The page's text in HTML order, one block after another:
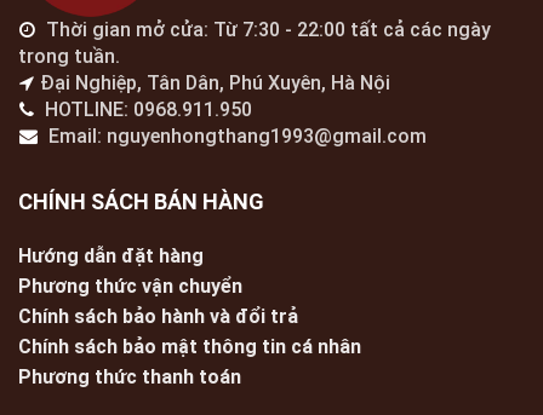
Thời gian mở cửa: Từ 7:30 - 22:00 tất cả các ngày
trong tuần.
Đại Nghiệp, Tân Dân, Phú Xuyên, Hà Nội
HOTLINE: 0968.911.950
Email: nguyenhongthang1993@gmail.com
CHÍNH SÁCH BÁN HÀNG
Hướng dẫn đặt hàng
Phương thức vận chuyển
Chính sách bảo hành và đổi trả
Chính sách bảo mật thông tin cá nhân
Phương thức thanh toán